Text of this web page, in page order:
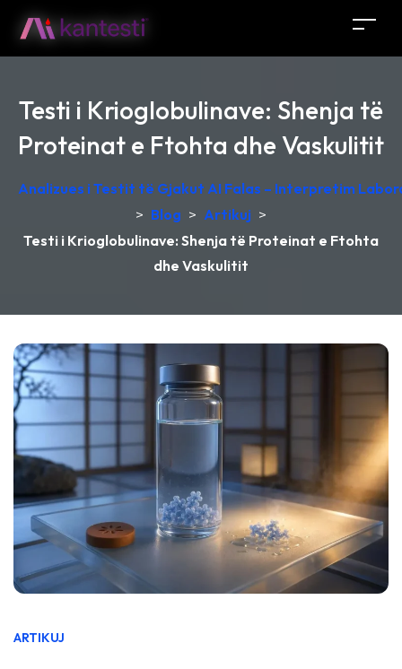
Testi i Krioglobulinave: Shenja të
Proteinat e Ftohta dhe Vaskulitit
Analizues i Testit të Gjakut AI Falas – Interpretim
> Blog > Artikuj >
Testi i Krioglobulinave: Shenja të Proteinat e Ftohta
dhe Vaskulitit
ARTIKUJ